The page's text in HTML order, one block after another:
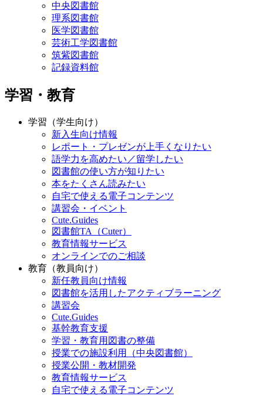
中央図書館
理系図書館
医学図書館
芸術工学図書館
筑紫図書館
記録資料館
学習・教育
学習（学生向け）
新入生向け情報
レポート・プレゼンが上手くなりたい
語学力を高めたい／留学したい
図書館の使い方が知りたい
本をたくさん読みたい
自宅で使える電子コンテンツ
講習会・イベント
Cute.Guides
図書館TA（Cuter）
教育情報サービス
オンラインでのご相談
教育（教員向け）
新任教員向け情報
図書館を活用したアクティブラーニング
講習会
Cute.Guides
基幹教育支援
学習・教育用図書の整備
授業での施設利用（中央図書館）
授業公開・教材開発
教育情報サービス
自宅で使える電子コンテンツ